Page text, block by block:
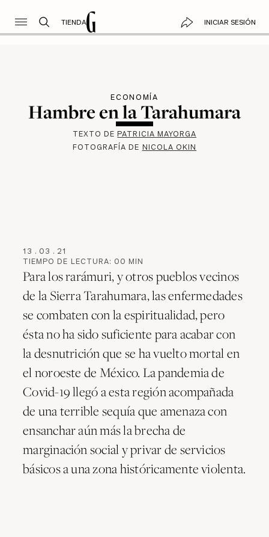
TIENDA INICIAR SESIÓN
ECONOMÍA
Hambre en la Tarahumara
TEXTO DEPATRICIA MAYORGA
FOTOGRAFÍA DE NICOLA OKIN
13 . 03 . 21
TIEMPO DE LECTURA: 00 MIN
Para los rarámuri, y otros pueblos vecinos
de la Sierra Tarahumara, las enfermedades
se combaten con la espiritualidad, pero
ésta no ha sido suficiente para acabar con
la desnutrición que se ha vuelto mortal en
el noroeste de México. La pandemia de
Covid-19 llegó a esta región acompañada
de una terrible sequía que amenaza con
ensanchar aún más la brecha de
marginación social y privar de servicios
básicos a una zona históricamente violenta.